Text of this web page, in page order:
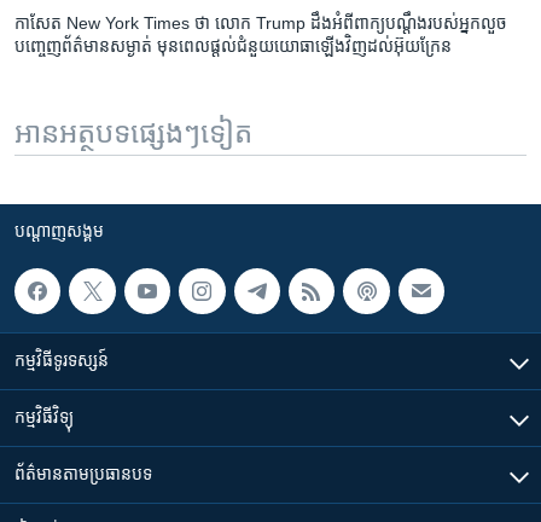
កាសែត New York Times ថា លោក Trump ដឹង​អំពី​ពាក្យ​បណ្ដឹង​របស់​អ្នក​លួច​
បញ្ចេញ​ព័ត៌មាន​សម្ងាត់ មុន​ពេលផ្តល់ជំនួយ​យោធា​ឡើង​វិញ​ដល់​អ៊ុយក្រែន
អានអត្ថបទផ្សេងៗទៀត
បណ្តាញ​សង្គម
កម្មវិធី​ទូរទស្សន៍
កម្មវិធី​វិទ្យុ
ព័ត៌មាន​តាមប្រធានបទ​